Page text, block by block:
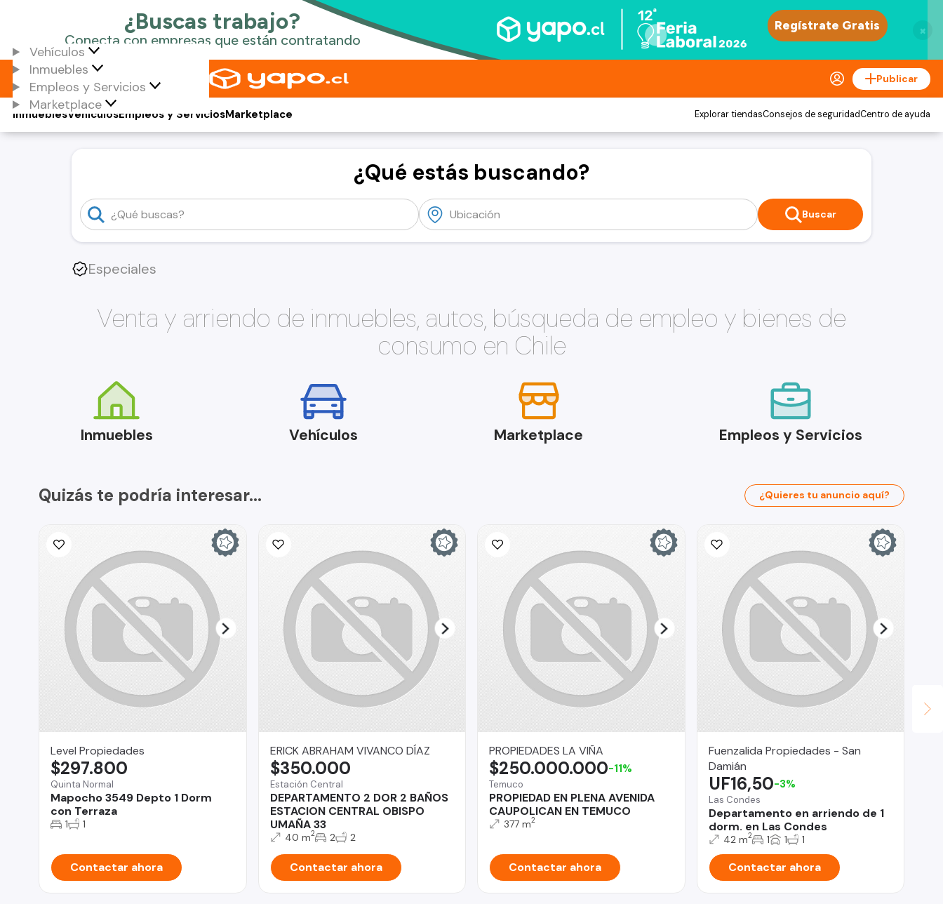
×
Vehículos
Inmuebles
Empleos y Servicios
Marketplace
Publicar
Vehículos
Inmuebles Empleos y ServiciosMarketplace Explorar tiendasConsejos de seguridadCentro de ayuda
¿Qué estás buscando?
Buscar
Especiales
Venta y arriendo de inmuebles, autos, búsqueda de empleo y bienes de
consumo en Chile
Inmuebles Vehículos Marketplace Empleos y Servicios
Quizás te podría interesar... ¿Quieres tu anuncio aquí?
Level Propiedades
Quinta Normal
Mapocho 3549 Depto 1 Dorm
con Terraza
$297.800
1 1
Contactar ahora
ERICK ABRAHAM VIVANCO DÍAZ
Estación Central
DEPARTAMENTO 2 DOR 2 BAÑOS
ESTACION CENTRAL OBISPO
UMAÑA 33
$350.000
40 m2 2 2
Contactar ahora
PROPIEDADES LA VIÑA
Temuco
PROPIEDAD EN PLENA AVENIDA
CAUPOLICAN EN TEMUCO
$250.000.000-11%
377 m2
Contactar ahora
Fuenzalida Propiedades - San
Damián
Las Condes
Departamento en arriendo de 1
dorm. en Las Condes
UF16,50-3%
42 m2 1 1 1
Contactar ahora